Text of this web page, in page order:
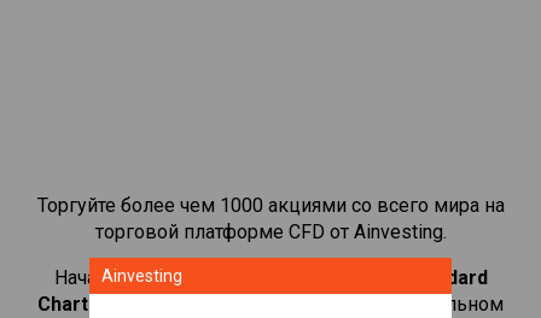
Торгуйте более чем 1000 акциями со всего мира на
торговой платформе CFD от Ainvesting.
Начать торговать CFD-контрактами на
Standard
Chartered
. Просматривайте котировки в реальном
Ainvesting